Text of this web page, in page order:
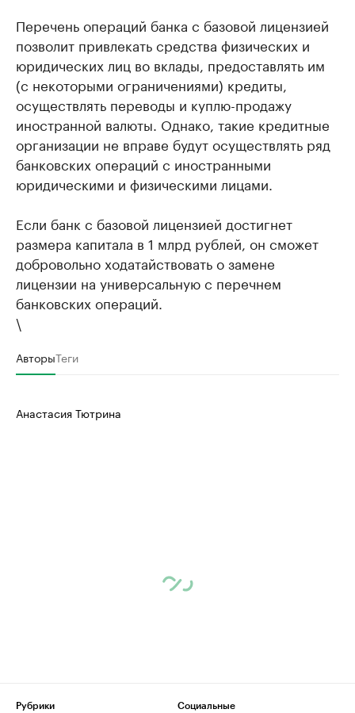
Перечень операций банка с базовой лицензией
позволит привлекать средства физических и
юридических лиц во вклады, предоставлять им
(с некоторыми ограничениями) кредиты,
осуществлять переводы и куплю-продажу
иностранной валюты. Однако, такие кредитные
организации не вправе будут осуществлять ряд
банковских операций с иностранными
юридическими и физическими лицами.
Если банк с базовой лицензией достигнет
размера капитала в 1 млрд рублей, он сможет
добровольно ходатайствовать о замене
лицензии на универсальную с перечнем
банковских операций.
\
АвторыТеги
Анастасия Тютрина
Рубрики
Социальные